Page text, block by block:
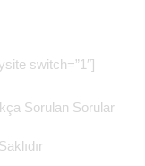
switch=”1″]
Sorulan Sorular